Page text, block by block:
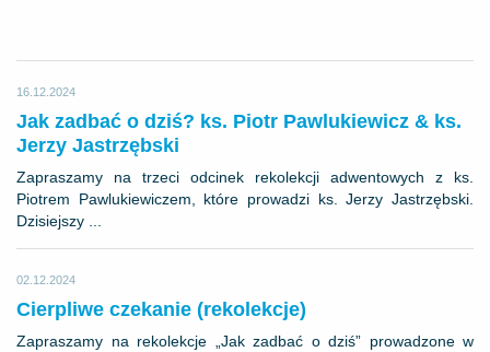
16.12.2024
Jak zadbać o dziś? ks. Piotr Pawlukiewicz & ks.
Jerzy Jastrzębski
Zapraszamy na trzeci odcinek rekolekcji adwentowych z ks.
Piotrem Pawlukiewiczem, które prowadzi ks. Jerzy Jastrzębski.
Dzisiejszy ...
02.12.2024
Cierpliwe czekanie (rekolekcje)
Zapraszamy na rekolekcje „Jak zadbać o dziś” prowadzone w